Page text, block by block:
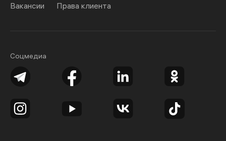
Соцмедиа
Вакансии Права клиента